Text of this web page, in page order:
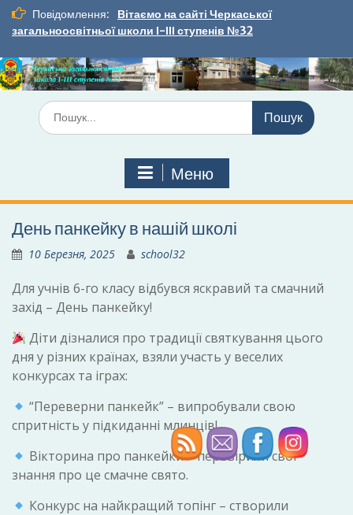
Перейти
вмісту
Повідомлення:
Вітаємо на сайті Черкаської
загальноосвітньої школи І-ІІІ ступенів №32
Шукати:
Меню
День панкейку в нашій школі
10 Березня, 2025 school32
Для учнів 6-го класу відбувся яскравий та смачний
захід – День панкейку!
Діти дізналися про традиції святкування цього
дня у різних країнах, взяли участь у веселих
конкурсах та іграх:
“Переверни панкейк” – випробували свою
спритність у підкиданні млинців!
Вікторина про панкейки – перевірили свої
знання про це смачне свято.
Конкурс на найкращий топінг – створили